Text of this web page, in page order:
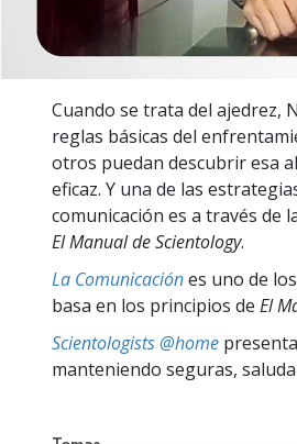
Cuando se trata del ajedrez,
reglas básicas del
otros puedan descubrir esa
eficaz. Y una de las
comunicación es a través de
El Manual de Scientology.
La Comunicaciónes uno de
basa en los principios de El
Scientologists @home
manteniendo seguras,